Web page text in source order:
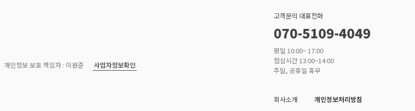
개인정보 보호 책임자 : 이원준
사업자정보확인
고객문의 대표전화
070-5109-4049
평일 10:00~ 17:00
점심시간 13:00~14:00
주말, 공휴일 휴무
회사소개
개인정보처리방침